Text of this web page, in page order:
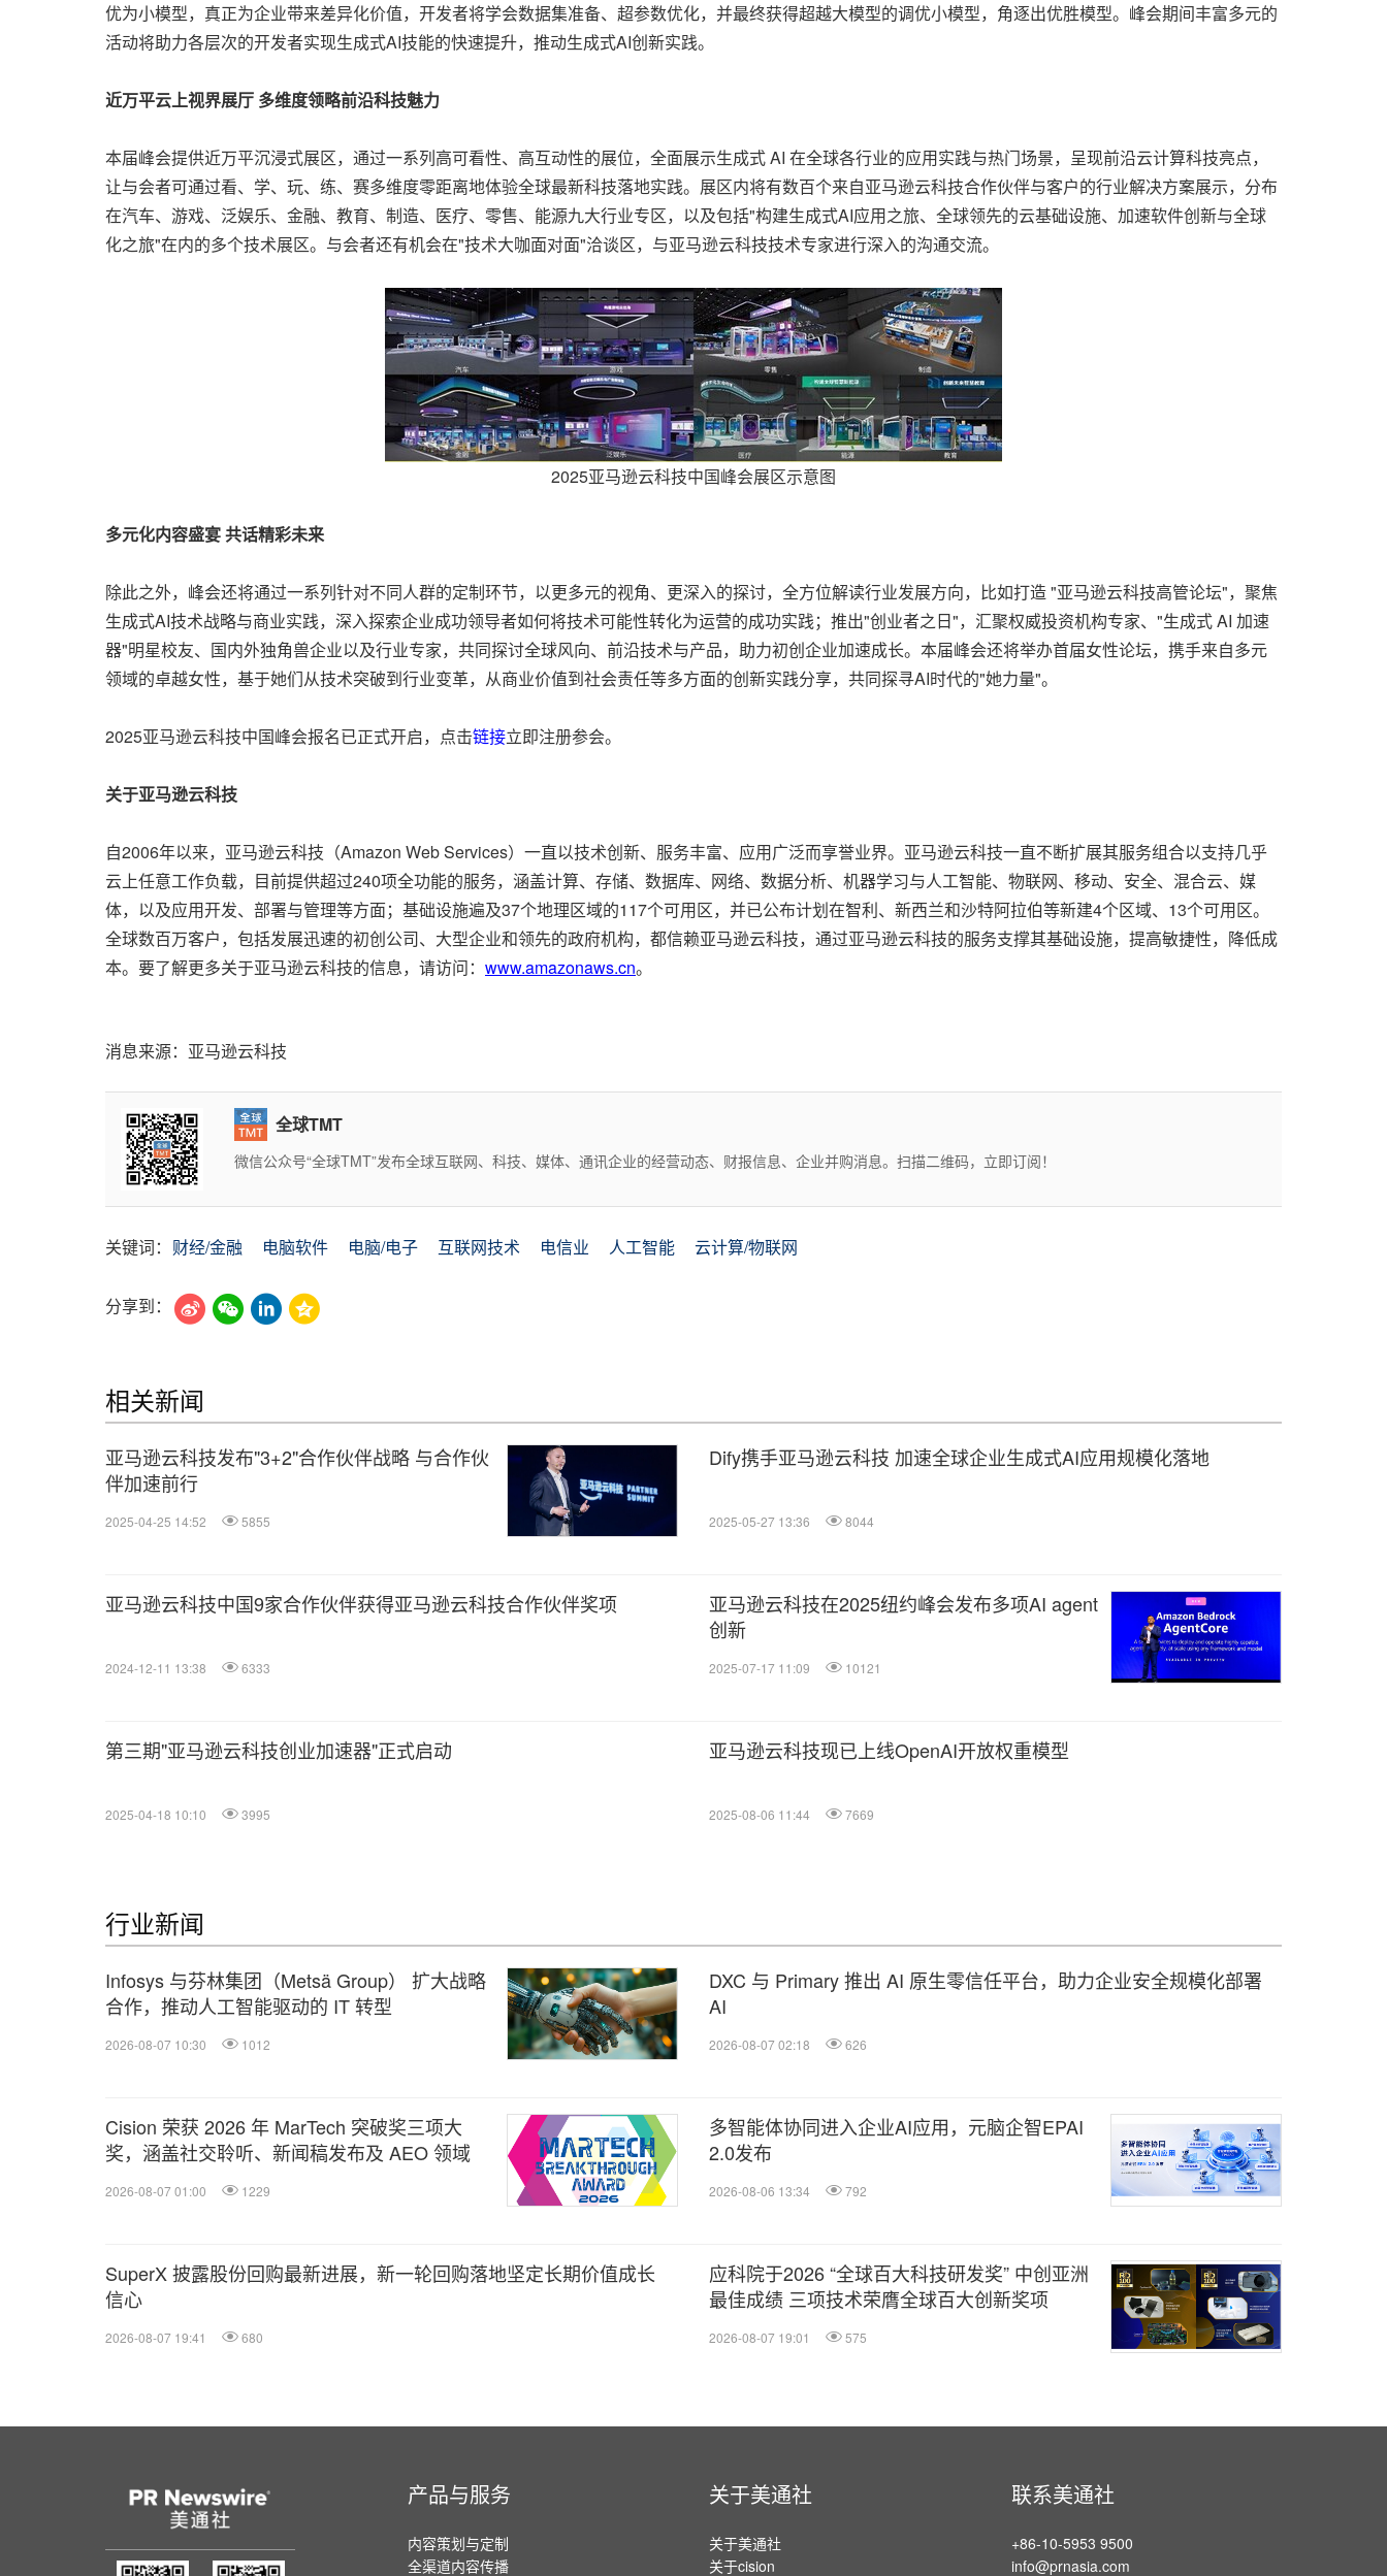
优为小模型，真正为企业带来差异化价值，开发者将学会数据集准备、超参数优化，并最终获得超越大模型的调优小模型，角逐出优胜模型。峰会期间丰富多元的
活动将助力各层次的开发者实现生成式AI技能的快速提升，推动生成式AI创新实践。
近万平云上视界展厅 多维度领略前沿科技魅力
本届峰会提供近万平沉浸式展区，通过一系列高可看性、高互动性的展位，全面展示生成式 AI 在全球各行业的应用实践与热门场景，呈现前沿云计算科技亮点，
让与会者可通过看、学、玩、练、赛多维度零距离地体验全球最新科技落地实践。展区内将有数百个来自亚马逊云科技合作伙伴与客户的行业解决方案展示，分布
在汽车、游戏、泛娱乐、金融、教育、制造、医疗、零售、能源九大行业专区，以及包括"构建生成式AI应用之旅、全球领先的云基础设施、加速软件创新与全球
化之旅"在内的多个技术展区。与会者还有机会在"技术大咖面对面"洽谈区，与亚马逊云科技技术专家进行深入的沟通交流。
2025亚马逊云科技中国峰会展区示意图
多元化内容盛宴共话精彩未来
除此之外，峰会还将通过一系列针对不同人群的定制环节，以更多元的视角、更深入的探讨，全方位解读行业发展方向，比如打造 "亚马逊云科技高管论坛"，聚焦
生成式AI技术战略与商业实践，深入探索企业成功领导者如何将技术可能性转化为运营的成功实践；推出"创业者之日"，汇聚权威投资机构专家、"生成式 AI 加速
器"明星校友、国内外独角兽企业以及行业专家，共同探讨全球风向、前沿技术与产品，助力初创企业加速成长。本届峰会还将举办首届女性论坛，携手来自多元
领域的卓越女性，基于她们从技术突破到行业变革，从商业价值到社会责任等多方面的创新实践分享，共同探寻AI时代的"她力量"。
2025亚马逊云科技中国峰会报名已正式开启，点击链接立即注册参会。
关于亚马逊云科技
自2006年以来，亚马逊云科技（Amazon Web Services）一直以技术创新、服务丰富、应用广泛而享誉业界。亚马逊云科技一直不断扩展其服务组合以支持几乎
云上任意工作负载，目前提供超过240项全功能的服务，涵盖计算、存储、数据库、网络、数据分析、机器学习与人工智能、物联网、移动、安全、混合云、媒
体，以及应用开发、部署与管理等方面；基础设施遍及37个地理区域的117个可用区，并已公布计划在智利、新西兰和沙特阿拉伯等新建4个区域、13个可用区。
全球数百万客户，包括发展迅速的初创公司、大型企业和领先的政府机构，都信赖亚马逊云科技，通过亚马逊云科技的服务支撑其基础设施，提高敏捷性，降低成
本。要了解更多关于亚马逊云科技的信息，请访问： www.amazonaws.cn。
消息来源：亚马逊云科技
全球TMT
微信公众号“全球TMT”发布全球互联网、科技、媒体、通讯企业的经营动态、财报信息、企业并购消息。扫描二维码，立即订阅！
关键词： 财经/金融 电脑软件 电脑/电子 互联网技术 电信业 人工智能 云计算/物联网
分享到：
相关新闻
亚马逊云科技发布"3+2"合作伙伴战略 与合作伙
伴加速前行
2025-04-25 14:52 5855
Dify携手亚马逊云科技 加速全球企业生成式AI应用规模化落地
2025-05-27 13:36 8044
亚马逊云科技中国9家合作伙伴获得亚马逊云科技合作伙伴奖项
2024-12-11 13:38 6333
亚马逊云科技在2025纽约峰会发布多项AI agent
创新
2025-07-17 11:09 10121
第三期"亚马逊云科技创业加速器"正式启动
2025-04-18 10:10 3995
亚马逊云科技现已上线OpenAI开放权重模型
2025-08-06 11:44 7669
行业新闻
Infosys 与芬林集团（Metsä Group） 扩大战略
合作，推动人工智能驱动的 IT 转型
2026-08-07 10:30 1012
DXC 与 Primary 推出 AI 原生零信任平台，助力企业安全规模化部署
AI
2026-08-07 02:18 626
Cision 荣获 2026 年 MarTech 突破奖三项大
奖，涵盖社交聆听、新闻稿发布及 AEO 领域
2026-08-07 01:00 1229
多智能体协同进入企业AI应用，元脑企智EPAI
2.0发布
2026-08-06 13:34 792
SuperX 披露股份回购最新进展，新一轮回购落地坚定长期价值成长
信心
2026-08-07 19:41 680
应科院于2026 “全球百大科技研发奖” 中创亚洲
最佳成绩 三项技术荣膺全球百大创新奖项
2026-08-07 19:01 575
产品与服务
内容策划与定制
全渠道内容传播
关于美通社
关于美通社
关于cision
联系美通社
+86-10-5953 9500
info@prnasia.com